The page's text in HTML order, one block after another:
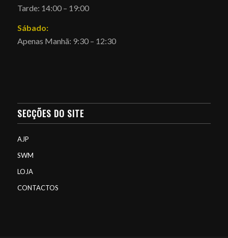
Tarde: 14:00 – 19:00
Sábado:
Apenas Manhã: 9:30 – 12:30
SECÇÕES DO SITE
AJP
SWM
LOJA
CONTACTOS